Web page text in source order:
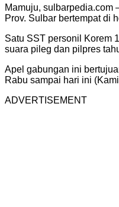
Mamuju, sulbarpedia.com
Prov. Sulbar bertempat di
Satu SST personil Korem
suara pileg dan pilpres
Apel gabungan ini
Rabu sampai hari ini
ADVERTISEMENT